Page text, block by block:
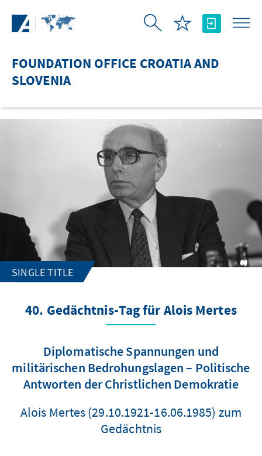
FOUNDATION OFFICE CROATIA AND
SLOVENIA
SINGLE TITLE
40. Gedächtnis-Tag für Alois Mertes
Diplomatische Spannungen und
militärischen Bedrohungslagen – Politische
Antworten der Christlichen Demokratie
Alois Mertes (29.10.1921-16.06.1985) zum
Gedächtnis